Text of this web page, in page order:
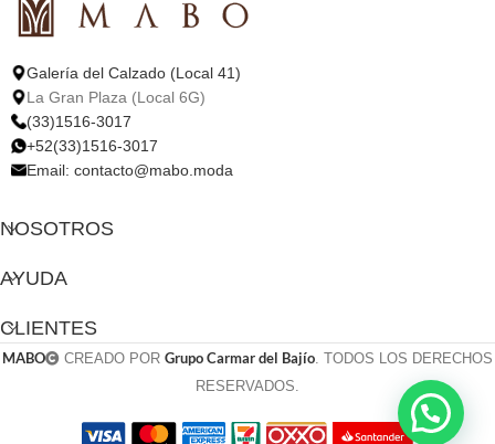
Galería del Calzado (Local 41)
La Gran Plaza (Local 6G)
(33)1516-3017
+52(33)1516-3017
Email: contacto@mabo.moda
NOSOTROS
AYUDA
CLIENTES
MABO CREADO POR Grupo Carmar del Bajío . TODOS LOS DERECHOS
RESERVADOS.